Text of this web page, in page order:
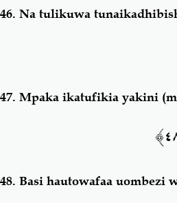
46. Na tulikuwa
47. Mpaka ikatufikia yakini
48. Basi hautowafaa uombezi